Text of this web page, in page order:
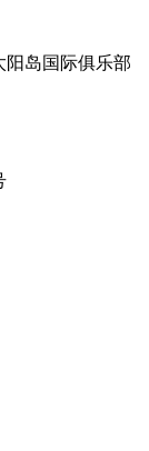
阳岛国际俱乐部